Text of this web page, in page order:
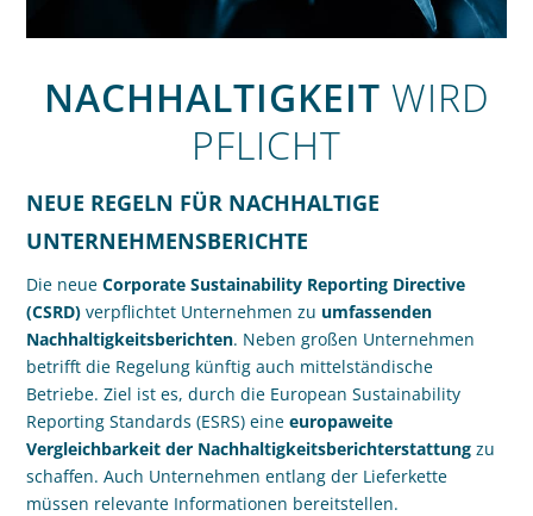
NACHHALTIGKEIT WIRD
PFLICHT
NEUE REGELN FÜR NACHHALTIGE
UNTERNEHMENSBERICHTE
Die neueCorporate Sustainability Reporting Directive
(CSRD) verpflichtet Unternehmen zu umfassenden
Nachhaltigkeitsberichten. Neben großen Unternehmen
betrifft die Regelung künftig auch mittelständische
Betriebe. Ziel ist es, durch die European Sustainability
Reporting Standards (ESRS) eineeuropaweite
Vergleichbarkeit der Nachhaltigkeitsberichterstattung zu
schaffen. Auch Unternehmen entlang der Lieferkette
müssen relevante Informationen bereitstellen.